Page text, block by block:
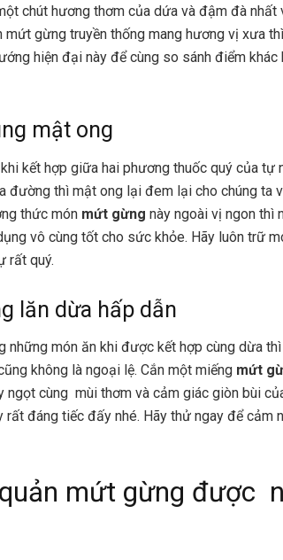
chút hương thơm của dứa và đậm đà nhất
mứt gừng truyền thống mang hương vị xưa
hiện đại này để cùng so sánh điểm
mật ong
kết hợp giữa hai phương thuốc quý của tự
đường thì mật ong lại đem lại cho chúng ta
thức món mứt gừng này ngoài vị ngon thì
vô cùng tốt cho sức khỏe. Hãy luôn trữ
rất quý.
lăn dừa hấp dẫn
những món ăn khi được kết hợp cùng dừa
không là ngoại lệ. Cắn một miếng mứt
ngọt cùng mùi thơm và cảm giác giòn bùi
rất đáng tiếc đấy nhé. Hãy thử ngay để cảm
mứt gừng được